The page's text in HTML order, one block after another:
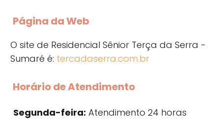
Página da Web
O site de Residencial Sênior Terça da Serra -
Sumaré é: tercadaserra.com.br
Horário de Atendimento
Segunda-feira: Atendimento 24 horas